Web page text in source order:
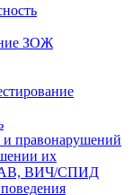
ЗОЖ
и правонарушений
их
ВИЧ/СПИД